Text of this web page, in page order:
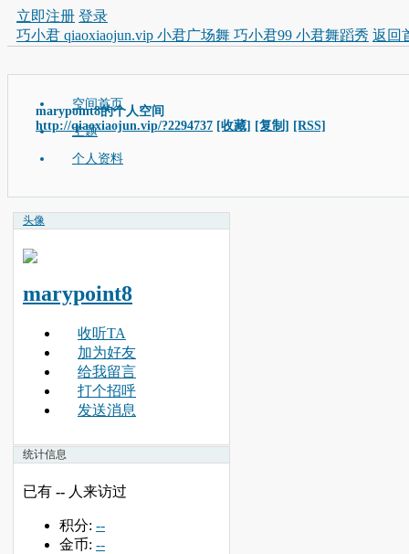
立即注册 登录
巧小君 qiaoxiaojun.vip 小君广场舞 巧小君99 小君舞蹈秀 返回
marypoint8的个人空间
http://qiaoxiaojun.vip/?2294737 [收藏] [复制] [RSS]
空间首页
主题
个人资料
头像
marypoint8
收听TA
加为好友
给我留言
打个招呼
发送消息
统计信息
已有 -- 人来访过
积分: --
金币: --